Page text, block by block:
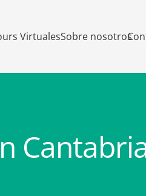
VirtualesSobre nosotros